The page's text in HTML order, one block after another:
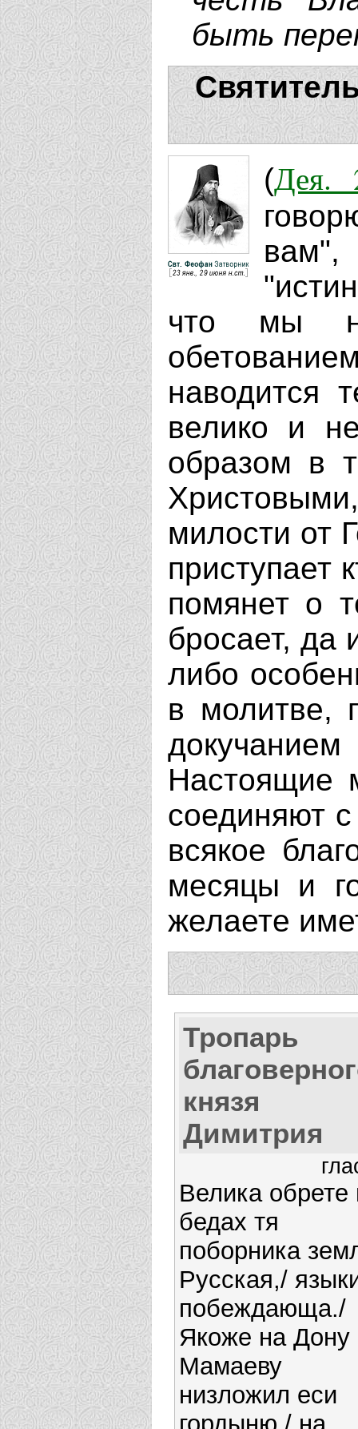
быть
(Дея.
что мы
наводится
велико и
образом в
милости от
приступает
помянет о
бросает, да
либо
в молитве,
Настоящие
соединяют
всякое
месяцы и
желаете
Тропарь
князя
Димитрия
Велика обрете
бедах тя
поборника
Русская,/
побеждающа./
Якоже на Дону
Мамаеву
низложил еси